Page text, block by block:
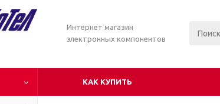
Интернет магазин
электронных компонентов
КАК КУПИТЬ